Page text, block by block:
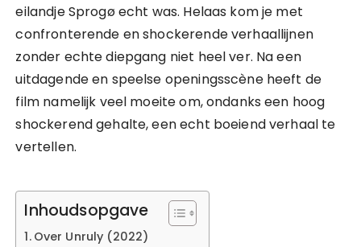
eilandje Sprogø echt was. Helaas kom je met
confronterende en shockerende verhaallijnen
zonder echte diepgang niet heel ver. Na een
uitdagende en speelse openingsscène heeft de
film namelijk veel moeite om, ondanks een hoog
shockerend gehalte, een echt boeiend verhaal te
vertellen.
Inhoudsopgave
Over Unruly (2022)